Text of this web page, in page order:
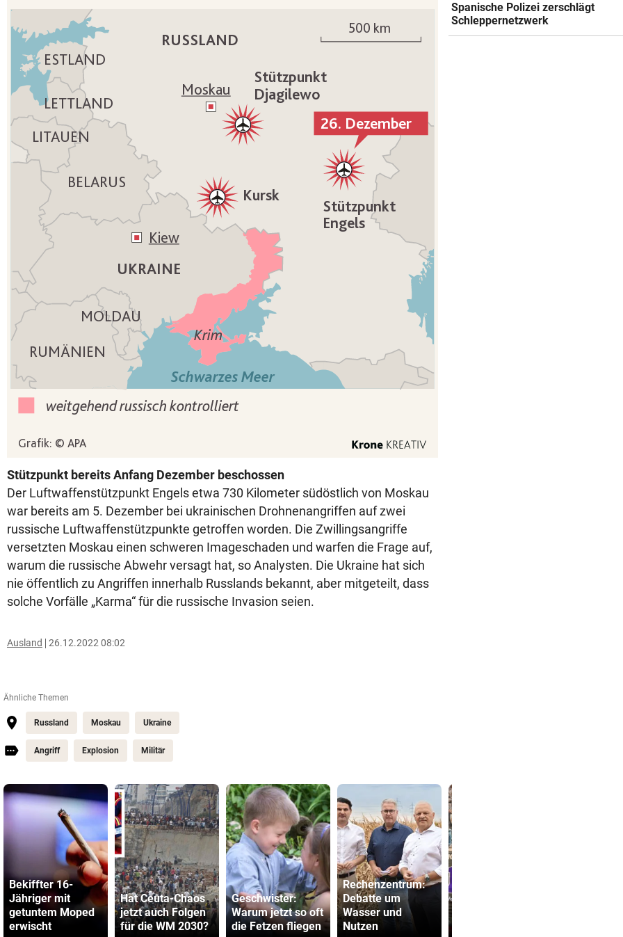
Stützpunkt bereits Anfang Dezember beschossen
Der Luftwaffenstützpunkt Engels etwa 730 Kilometer südöstlich von Moskau
war bereits am 5. Dezember bei ukrainischen Drohnenangriffen auf zwei
russische Luftwaffenstützpunkte getroffen worden. Die Zwillingsangriffe
versetzten Moskau einen schweren Imageschaden und warfen die Frage auf,
warum die russische Abwehr versagt hat, so Analysten. Die Ukraine hat sich
nie öffentlich zu Angriffen innerhalb Russlands bekannt, aber mitgeteilt, dass
solche Vorfälle „Karma“ für die russische Invasion seien.
Ausland 26.12.2022 08:02
Ähnliche Themen
Russland Moskau Ukraine
Angriff Explosion Militär
Bekiffter 16-
Jähriger mit
getuntem Moped
erwischt
Hat Ceuta-Chaos
jetzt auch Folgen
für die WM 2030?
Geschwister:
Warum jetzt so oft
die Fetzen fliegen
Rechenzentrum:
Debatte um
Wasser und
Nutzen
Spanische Polizei zerschlägt
Schleppernetzwerk